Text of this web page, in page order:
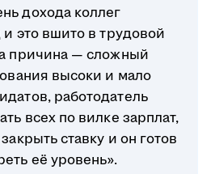
дохода коллег
это вшито в трудовой
причина — сложный
высоки и мало
работодатель
всех по вилке зарплат,
ставку и он готов
её уровень».